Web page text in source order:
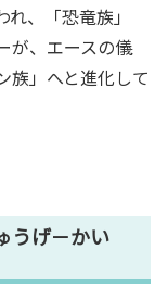
、「恐竜族」
が、エースの儀
族」へと進化して
うげ－かい